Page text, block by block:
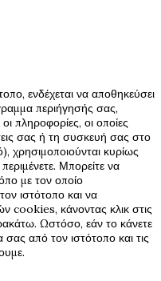
ενδέχεται να αποθηκεύσει
περιήγησής σας,
πληροφορίες, οι οποίες
σας ή τη συσκευή σας στο
χρησιμοποιούνται κυρίως
Μπορείτε να
με τον οποίο
ιστότοπο και να
cookies, κάνοντας κλικ στις
Ωστόσο, εάν το κάνετε
σας από τον ιστότοπο και τις